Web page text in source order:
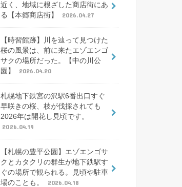
近く、地域に根ざした商店街にあ
る【本郷商店街】
2026.04.27
【時習館跡】川を辿って見つけた
桜の風景は、前に来たエゾエンゴ
サクの場所だった。【中の川公
園】
2026.04.20
札幌地下鉄宮の沢駅6番出口すぐ
早咲きの桜、枝が伐採されても
2026年は開花し見頃です。
2026.04.19
【札幌の豊平公園】エゾエンゴサ
クとカタクリの群生が地下鉄駅す
ぐの場所で観られる。見頃や駐車
場のことも。
2026.04.18